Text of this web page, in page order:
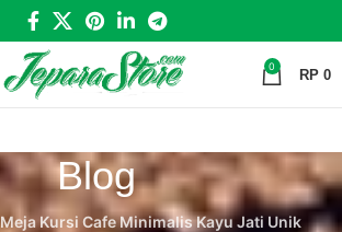
0 RP 0
Blog
Meja Kursi Cafe Minimalis Kayu Jati Unik